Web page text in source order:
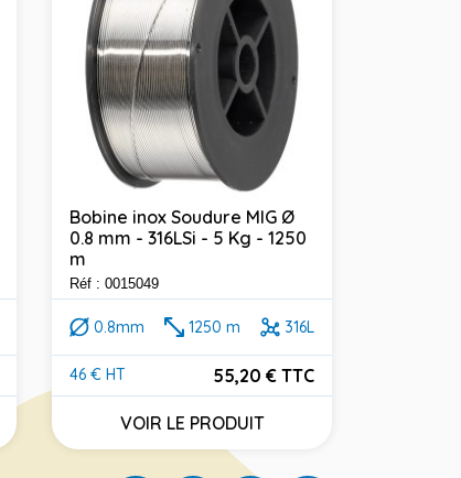
Bobine inox Soudure MIG Ø
0.8 mm - 316LSi - 5 Kg - 1250
m
Réf : 0015049
0.8mm 1250 m 316L
46 € HT
Prix
55,20 € TTC
VOIR LE PRODUIT